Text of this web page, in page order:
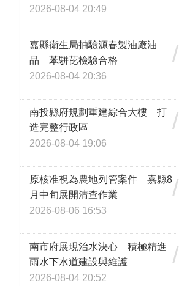
2026-08-04 20:49
嘉縣衛生局抽驗源春製油廠油
品 苯駢芘檢驗合格
2026-08-04 20:36
/
南投縣府規劃重建綜合大樓 打
造完整行政區
2026-08-04 19:06
/
原核准視為農地列管案件 嘉縣8
月中旬展開清查作業
2026-08-06 16:53
/
南市府展現治水決心 積極精進
雨水下水道建設與維護
2026-08-04 20:52
/